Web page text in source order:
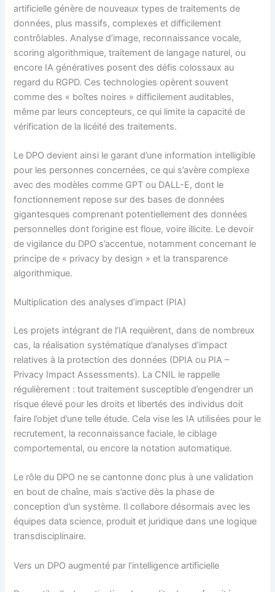
artificielle génère de nouveaux types de traitements de
données, plus massifs, complexes et difficilement
contrôlables. Analyse d’image, reconnaissance vocale,
scoring algorithmique, traitement de langage naturel, ou
encore IA génératives posent des défis colossaux au
regard du RGPD. Ces technologies opèrent souvent
comme des « boîtes noires » difficilement auditables,
même par leurs concepteurs, ce qui limite la capacité de
vérification de la licéité des traitements.
Le DPO devient ainsi le garant d’une information intelligible
pour les personnes concernées, ce qui s’avère complexe
avec des modèles comme GPT ou DALL-E, dont le
fonctionnement repose sur des bases de données
gigantesques comprenant potentiellement des données
personnelles dont l’origine est floue, voire illicite. Le devoir
de vigilance du DPO s’accentue, notamment concernant le
principe de « privacy by design » et la transparence
algorithmique.
Multiplication des analyses d’impact (PIA)
Les projets intégrant de l’IA requièrent, dans de nombreux
cas, la réalisation systématique d’analyses d’impact
relatives à la protection des données (DPIA ou PIA –
Privacy Impact Assessments). La CNIL le rappelle
régulièrement : tout traitement susceptible d’engendrer un
risque élevé pour les droits et libertés des individus doit
faire l’objet d’une telle étude. Cela vise les IA utilisées pour le
recrutement, la reconnaissance faciale, le ciblage
comportemental, ou encore la notation automatique.
Le rôle du DPO ne se cantonne donc plus à une validation
en bout de chaîne, mais s’active dès la phase de
conception d’un système. Il collabore désormais avec les
équipes data science, produit et juridique dans une logique
transdisciplinaire.
Vers un DPO augmenté par l’intelligence artificielle